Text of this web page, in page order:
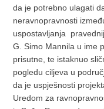
da je potrebno ulagati
neravnopravnosti
uspostavljanja
G. Simo Mannila u ime
prisutne, te istaknuo
pogledu ciljeva u
da je uspješnosti
Uredom za